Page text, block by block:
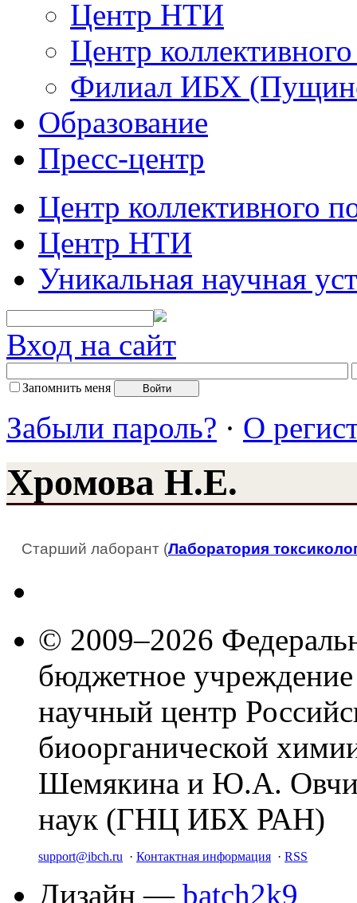
Центр НТИ
Центр
Филиал ИБХ
Образование
Пресс-центр
Центр коллективного
Центр НТИ
Уникальная научная
Вход на сайт
Запомнить меня
Забыли пароль? · О
Хромова Н.Е.
Старший лаборант (Лаборатория
© 2009–2026
бюджетное
научный центр
биоорганической
Шемякина и Ю.А.
наук (ГНЦ ИБХ РАН)
support@ibch.ru · Контактная информация · RSS
Дизайн — batch2k9